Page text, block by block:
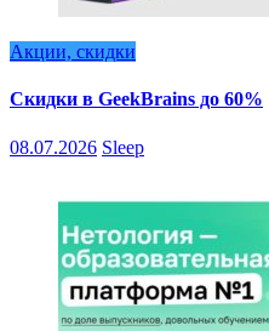
Акции, скидки
Скидки в GeekBrains до 60%
08.07.2026 Sleep